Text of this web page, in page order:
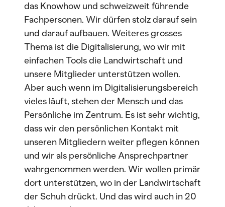
das Knowhow und schweizweit führende
Fachpersonen. Wir dürfen stolz darauf sein
und darauf aufbauen. Weiteres grosses
Thema ist die Digitalisierung, wo wir mit
einfachen Tools die Landwirtschaft und
unsere Mitglieder unterstützen wollen.
Aber auch wenn im Digitalisierungsbereich
vieles läuft, stehen der Mensch und das
Persönliche im Zentrum. Es ist sehr wichtig,
dass wir den persönlichen Kontakt mit
unseren Mitgliedern weiter pflegen können
und wir als persönliche Ansprechpartner
wahrgenommen werden. Wir wollen primär
dort unterstützen, wo in der Landwirtschaft
der Schuh drückt. Und das wird auch in 20